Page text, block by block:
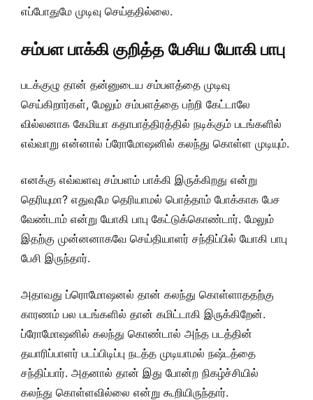
எப்போதுமே முடிவு செய்ததில்லை.
சம்பள பாக்கி குறித்த பேசிய யோகி பாபு
படக்குழு தான் தன்னுடைய சம்பளத்தை முடிவு
செய்கிறார்கள், மேலும் சம்பளத்தை பற்றி கேட்டாலே
வில்லனாக கேமியா கதாபாத்திரத்தில் நடிக்கும் படங்களில்
எவ்வாறு என்னால் ப்ரோமோஷனில் கலந்து கொள்ள முடியும்.
எனக்கு எவ்வளவு சம்பளம் பாக்கி இருக்கிறது என்று
தெரியுமா? எதுவுமே தெரியாமல் பொத்தாம் போக்காக பேச
வேண்டாம் என்று யோகி பாபு கேட்டுக்கொண்டார். மேலும்
இதற்கு முன்னனாகவே செய்தியாளர் சந்திப்பில் யோகி பாபு
பேசி இருந்தார்.
அதாவது ப்ரொமோஷனல் தான் கலந்து கொள்ளாததற்கு
காரணம் பல படங்களில் தான் கமிட்டாகி இருக்கிறேன்.
ப்ரோமோஷனில் கலந்து கொண்டால் அந்த படத்தின்
தயாரிப்பாளர் படப்பிடிப்பு நடத்த முடியாமல் நஷ்டத்தை
சந்திப்பார். அதனால் தான் இது போன்ற நிகழ்ச்சியில்
கலந்து கொள்ளவில்லை என்று கூறியிருந்தார்.